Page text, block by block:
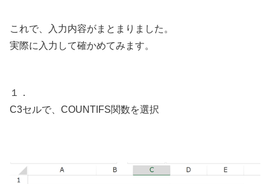
これで、入力内容がまとまりました。
実際に入力して確かめてみます。
１．
C3セルで、COUNTIFS関数を選択